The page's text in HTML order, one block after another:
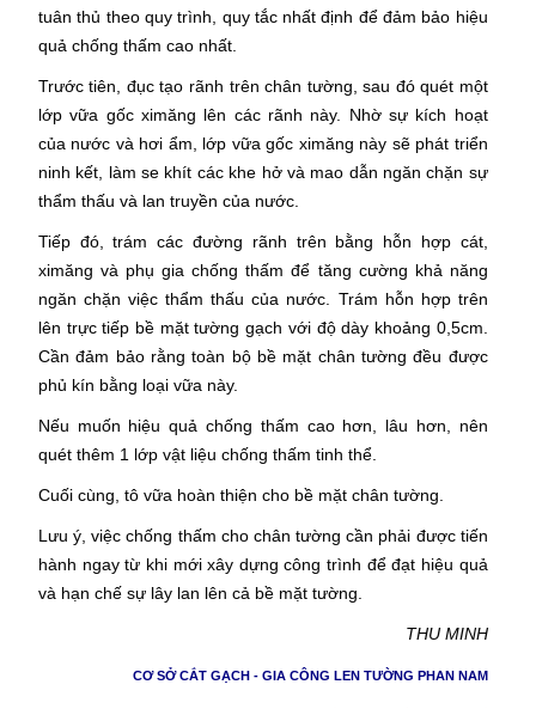
tuân thủ theo quy trình, quy tắc nhất định để đảm bảo hiệu
quả chống thấm cao nhất.
Trước tiên, đục tạo rãnh trên chân tường, sau đó quét một
lớp vữa gốc ximăng lên các rãnh này. Nhờ sự kích hoạt
của nước và hơi ẩm, lớp vữa gốc ximăng này sẽ phát triển
ninh kết, làm se khít các khe hở và mao dẫn ngăn chặn sự
thẩm thấu và lan truyền của nước.
Tiếp đó, trám các đường rãnh trên bằng hỗn hợp cát,
ximăng và phụ gia chống thấm để tăng cường khả năng
ngăn chặn việc thẩm thấu của nước. Trám hỗn hợp trên
lên trực tiếp bề mặt tường gạch với độ dày khoảng 0,5cm.
Cần đảm bảo rằng toàn bộ bề mặt chân tường đều được
phủ kín bằng loại vữa này.
Nếu muốn hiệu quả chống thấm cao hơn, lâu hơn, nên
quét thêm 1 lớp vật liệu chống thấm tinh thể.
Cuối cùng, tô vữa hoàn thiện cho bề mặt chân tường.
Lưu ý, việc chống thấm cho chân tường cần phải được tiến
hành ngay từ khi mới xây dựng công trình để đạt hiệu quả
và hạn chế sự lây lan lên cả bề mặt tường.
THU MINH
CƠ SỞ CẮT GẠCH - GIA CÔNG LEN TƯỜNG PHAN NAM